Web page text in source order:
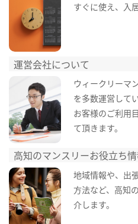
すぐに使え、入
運営会社について
ウィークリーマ
を多数運営してい
お客様のご利用
て頂きます。
高知のマンスリーお役立ち
地域情報や、出
方法など、高知
介します。